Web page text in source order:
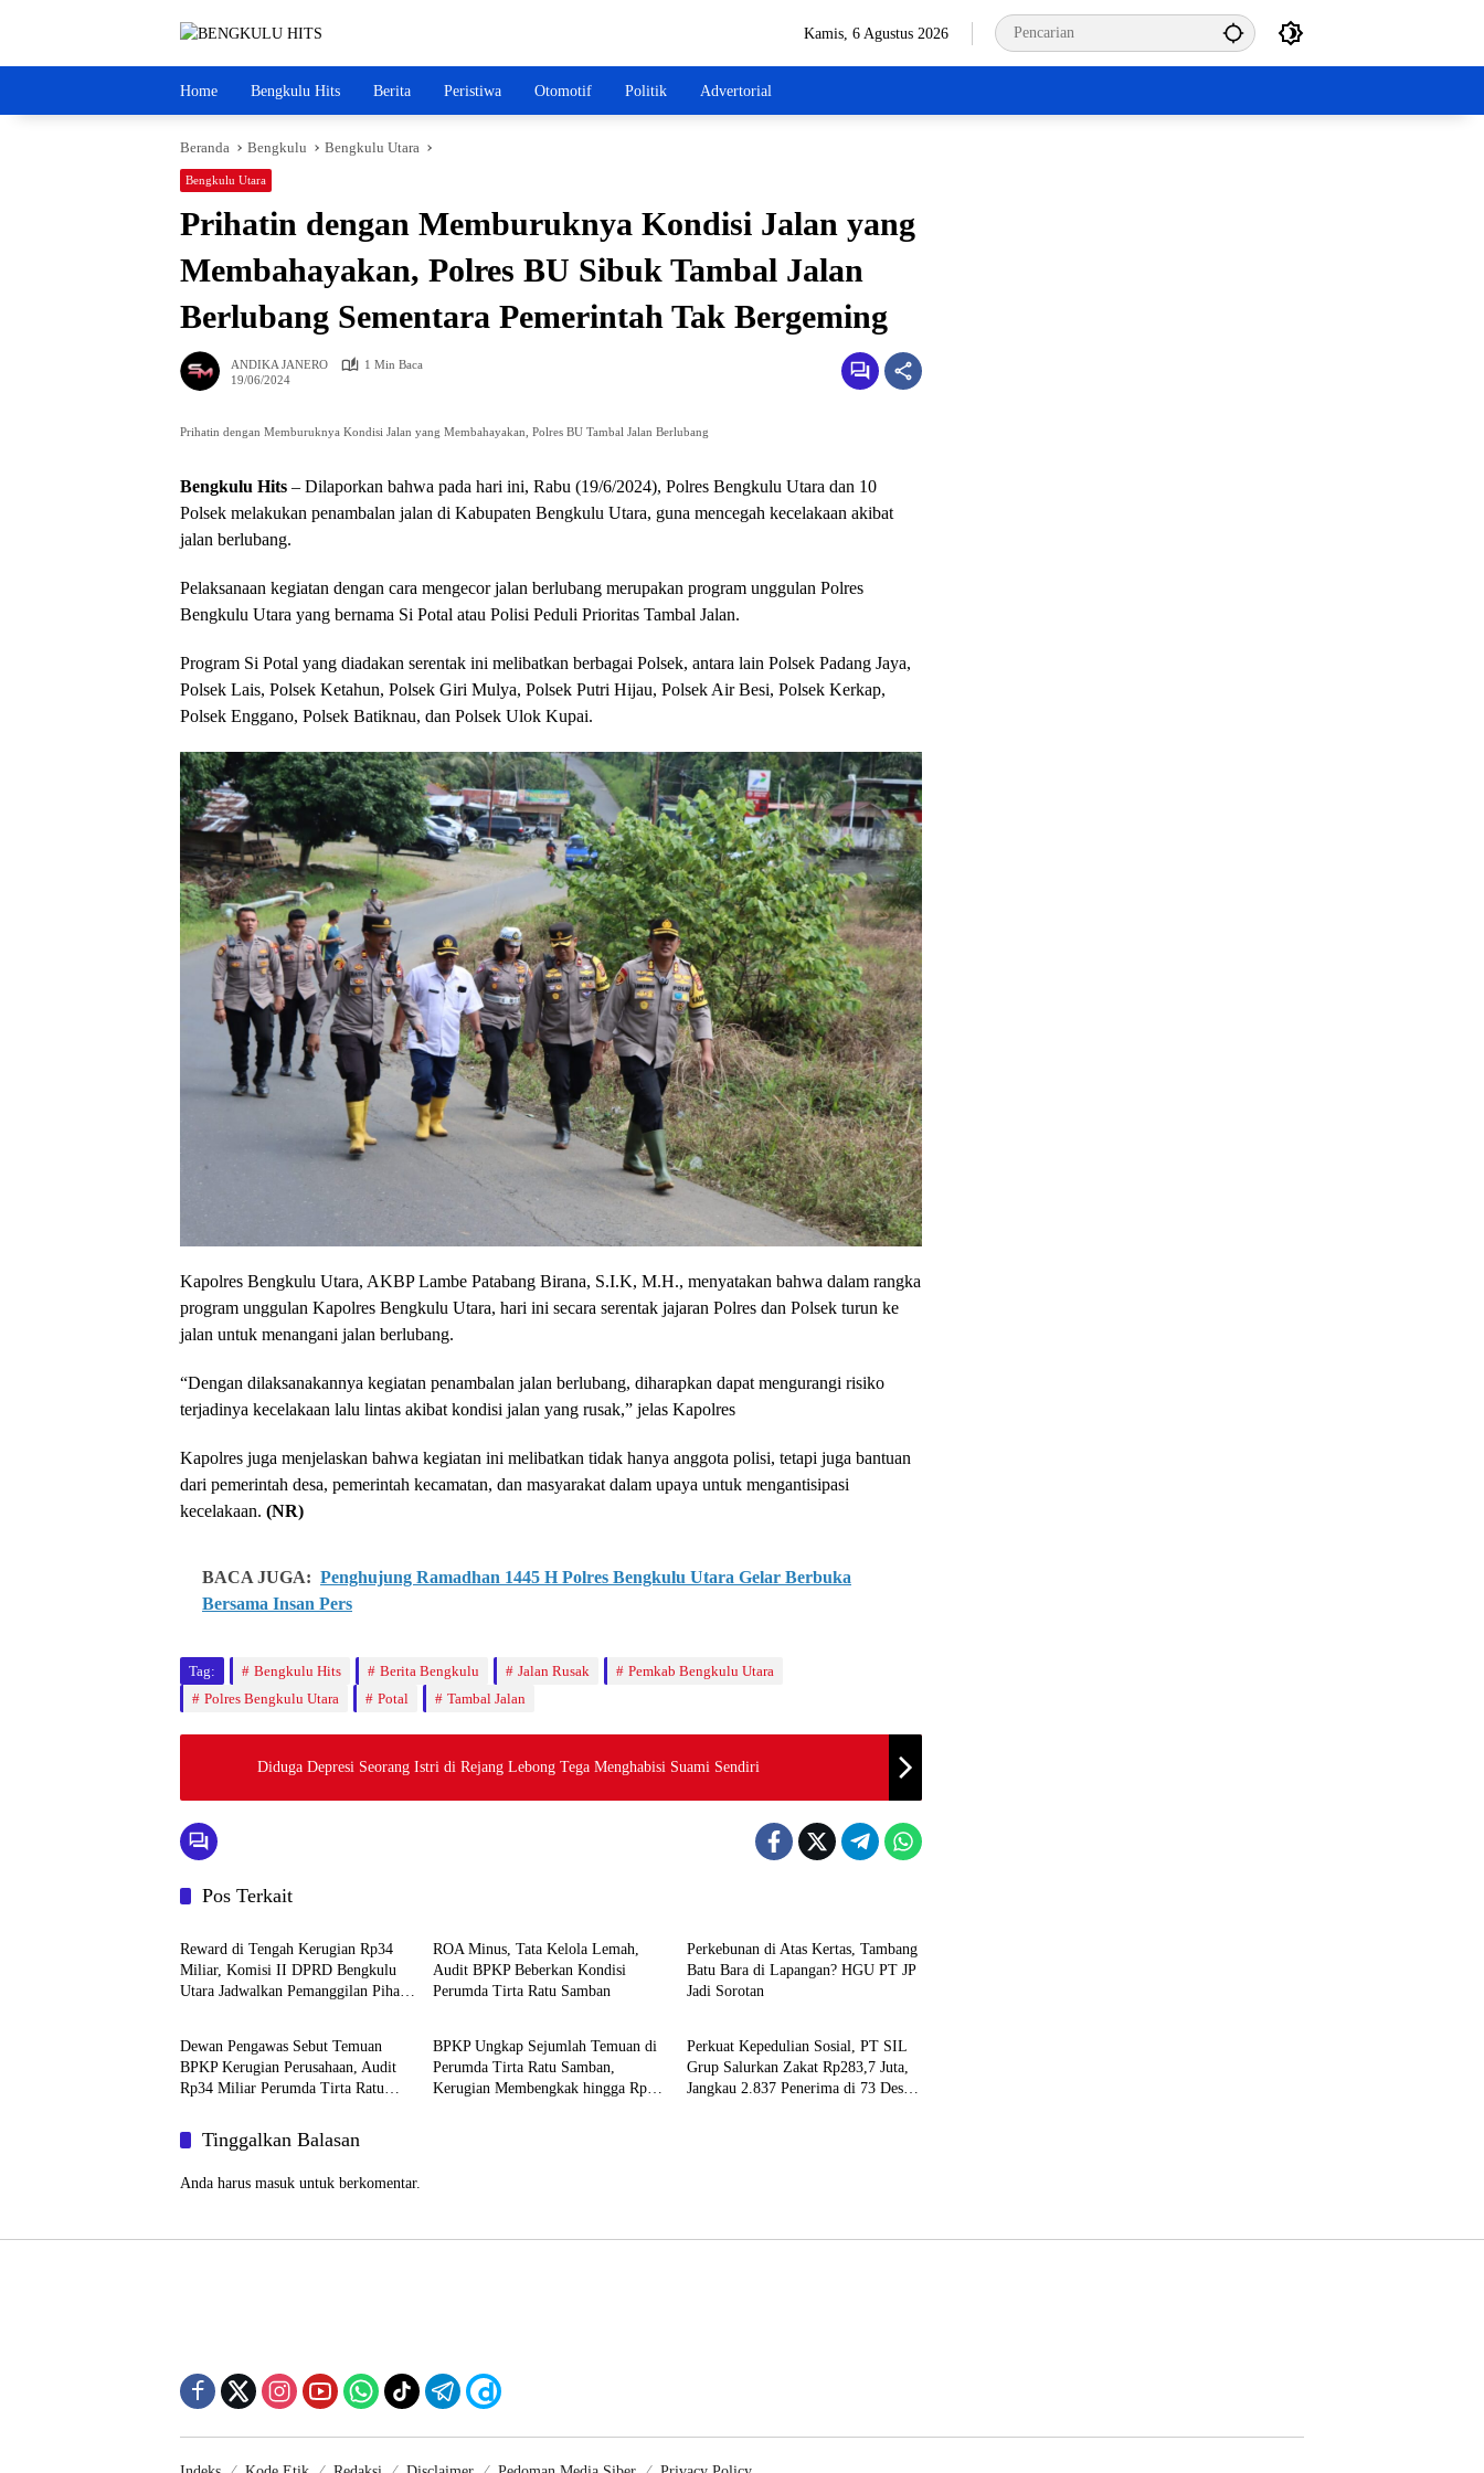
Kamis, 6 Agustus 2026
Home Bengkulu Hits Berita Peristiwa Otomotif Politik Advertorial
Beranda Bengkulu Bengkulu Utara
Bengkulu Utara
Prihatin dengan Memburuknya Kondisi Jalan yang
Membahayakan, Polres BU Sibuk Tambal Jalan
Berlubang Sementara Pemerintah Tak Bergeming
ANDIKA JANERO
1 Min Baca
19/06/2024
Prihatin dengan Memburuknya Kondisi Jalan yang Membahayakan, Polres BU Tambal Jalan Berlubang
Bengkulu Hits – Dilaporkan bahwa pada hari ini, Rabu (19/6/2024), Polres Bengkulu Utara dan 10
Polsek melakukan penambalan jalan di Kabupaten Bengkulu Utara, guna mencegah kecelakaan akibat
jalan berlubang.
Pelaksanaan kegiatan dengan cara mengecor jalan berlubang merupakan program unggulan Polres
Bengkulu Utara yang bernama Si Potal atau Polisi Peduli Prioritas Tambal Jalan.
Program Si Potal yang diadakan serentak ini melibatkan berbagai Polsek, antara lain Polsek Padang Jaya,
Polsek Lais, Polsek Ketahun, Polsek Giri Mulya, Polsek Putri Hijau, Polsek Air Besi, Polsek Kerkap,
Polsek Enggano, Polsek Batiknau, dan Polsek Ulok Kupai.
Kapolres Bengkulu Utara, AKBP Lambe Patabang Birana, S.I.K, M.H., menyatakan bahwa dalam rangka
program unggulan Kapolres Bengkulu Utara, hari ini secara serentak jajaran Polres dan Polsek turun ke
jalan untuk menangani jalan berlubang.
“Dengan dilaksanakannya kegiatan penambalan jalan berlubang, diharapkan dapat mengurangi risiko
terjadinya kecelakaan lalu lintas akibat kondisi jalan yang rusak,” jelas Kapolres
Kapolres juga menjelaskan bahwa kegiatan ini melibatkan tidak hanya anggota polisi, tetapi juga bantuan
dari pemerintah desa, pemerintah kecamatan, dan masyarakat dalam upaya untuk mengantisipasi
kecelakaan. (NR)
BACA JUGA: Penghujung Ramadhan 1445 H Polres Bengkulu Utara Gelar Berbuka
Bersama Insan Pers
Tag: Bengkulu Hits Berita Bengkulu Jalan Rusak
Pemkab Bengkulu Utara
Polres Bengkulu Utara
Potal Tambal Jalan
Diduga Depresi Seorang Istri di Rejang Lebong Tega Menghabisi Suami Sendiri
Pos Terkait
Bengkulu Utara
Reward di Tengah Kerugian Rp34
Miliar, Komisi II DPRD Bengkulu
Utara Jadwalkan Pemanggilan Pihak
ROA Minus, Tata Kelola Lemah,
Audit BPKP Beberkan Kondisi
Perumda Tirta Ratu Samban
Perkebunan di Atas Kertas, Tambang
Batu Bara di Lapangan? HGU PT JP
Jadi Sorotan
Dewan Pengawas Sebut Temuan
BPKP Kerugian Perusahaan, Audit
Rp34 Miliar Perumda Tirta Ratu
BPKP Ungkap Sejumlah Temuan di
Perumda Tirta Ratu Samban,
Kerugian Membengkak hingga Rp34
Perkuat Kepedulian Sosial, PT SIL
Grup Salurkan Zakat Rp283,7 Juta,
Jangkau 2.837 Penerima di 73 Desa
Tinggalkan Balasan
Anda harus masuk untuk berkomentar.